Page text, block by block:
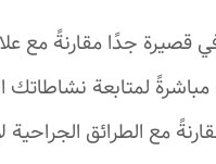
قصيرة جدًا مقارنةً مع
مباشرةً لمتابعة نشاطاتك
مع الطرائق